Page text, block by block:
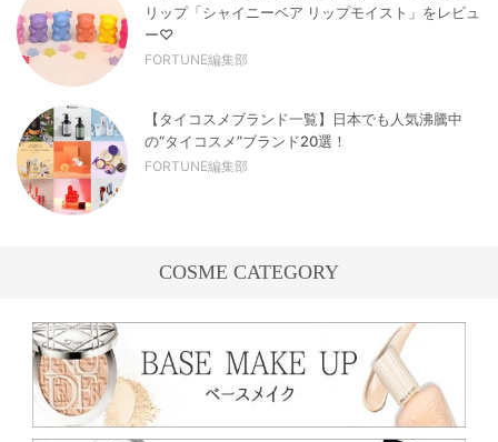
リップ「シャイニーベア リップモイスト」をレビュ
ー♡
FORTUNE編集部
【タイコスメブランド一覧】日本でも人気沸騰中
の“タイコスメ”ブランド20選！
FORTUNE編集部
COSME CATEGORY